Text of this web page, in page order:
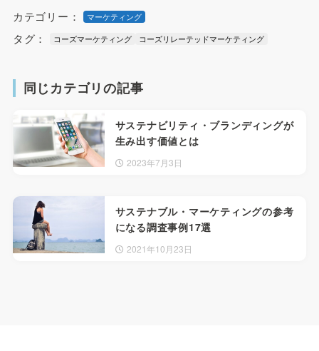
カテゴリー： マーケティング
タグ： コーズマーケティング コーズリレーテッドマーケティング
同じカテゴリの記事
サステナビリティ・ブランディングが
生み出す価値とは
2023年7月3日
サステナブル・マーケティングの参考
になる調査事例17選
2021年10月23日